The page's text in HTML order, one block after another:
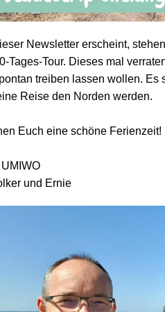
Newsletter erscheint,
Tages-Tour. Dieses mal
treiben lassen wollen.
Reise den Norden werden.
Euch eine schöne Ferienzeit!
und Ernie